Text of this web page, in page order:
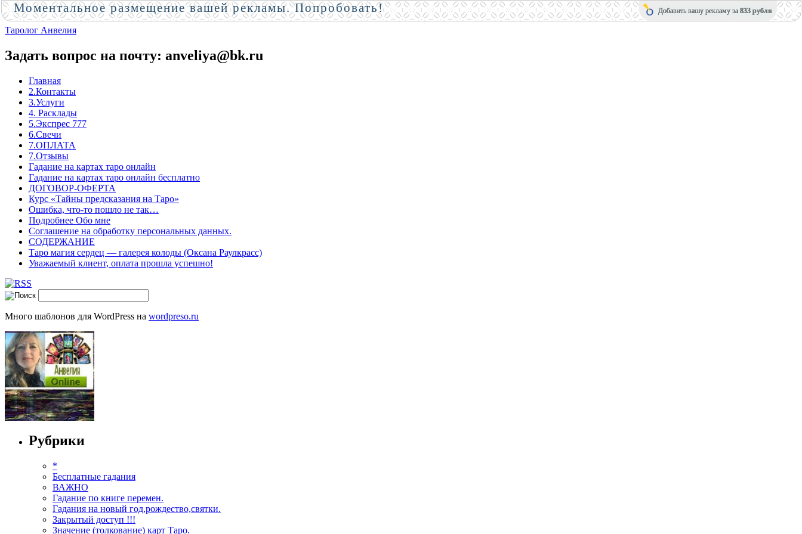
Таролог Анвелия
Задать вопрос на почту: anveliya@bk.ru
Главная
2.Контакты
3.Услуги
4. Расклады
5.Экспрес 777
6.Свечи
7.ОПЛАТА
7.Отзывы
Гадание на картах таро онлайн
Гадание на картах таро онлайн бесплатно
ДОГОВОР-ОФЕРТА
Курс «Тайны предсказания на Таро»
Ошибка, что-то пошло не так…
Подробнее Обо мне
Соглашение на обработку персональных данных.
СОДЕРЖАНИЕ
Таро магия сердец — галерея колоды (Оксана Раулкрасс)
Уважаемый клиент, оплата прошла успешно!
Много шаблонов для WordPress на wordpreso.ru
Рубрики
*
Бесплатные гадания
ВАЖНО
Гадание по книге перемен.
Гадания на новый год,рождество,святки.
Закрытый доступ !!!
Значение (толкование) карт Таро.
Моментальное размещение вашей рекламы. Попробовать! Добавить вашу рекламу за 833 рубля